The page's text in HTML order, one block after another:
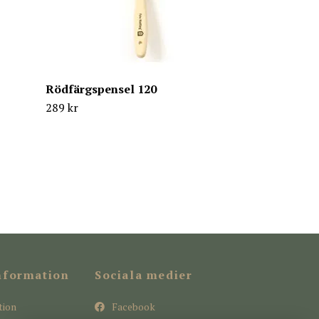
Rödfärgspensel 120
289 kr
Sociala medier
Facebook